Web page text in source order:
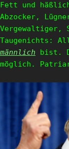
Fett und
Abzocker,
Vergewaltiger,
Taugenichts:
männlich bist.
möglich.